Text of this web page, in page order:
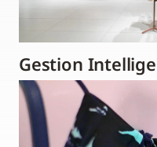
Gestion